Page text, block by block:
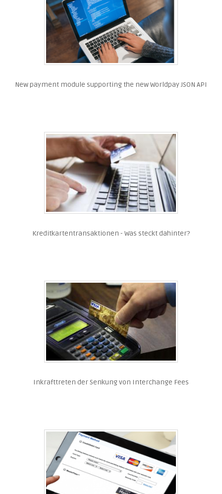
New payment module supporting the new Worldpay JSON API
Kreditkartentransaktionen - Was steckt dahinter?
Inkrafttreten der Senkung von Interchange Fees